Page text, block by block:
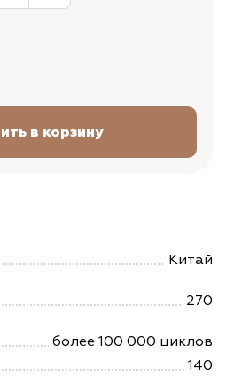
Китай
270
более 100 000 циклов
140